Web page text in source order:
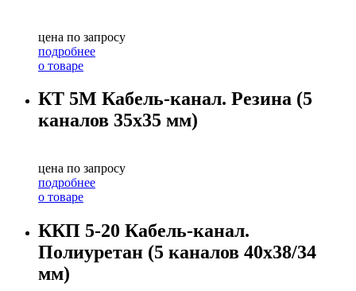
цена по запросу
подробнее
о товаре
КТ 5М Кабель-канал. Резина (5
каналов 35х35 мм)
цена по запросу
подробнее
о товаре
ККП 5-20 Кабель-канал.
Полиуретан (5 каналов 40х38/34
мм)